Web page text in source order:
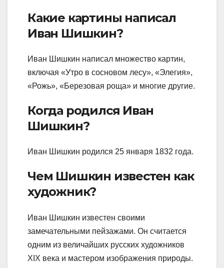
Какие картины написал
Иван Шишкин?
Иван Шишкин написал множество картин,
включая «Утро в сосновом лесу», «Элегия»,
«Рожь», «Березовая роща» и многие другие.
Когда родился Иван
Шишкин?
Иван Шишкин родился 25 января 1832 года.
Чем Шишкин известен как
художник?
Иван Шишкин известен своими
замечательными пейзажами. Он считается
одним из величайших русских художников
XIX века и мастером изображения природы.